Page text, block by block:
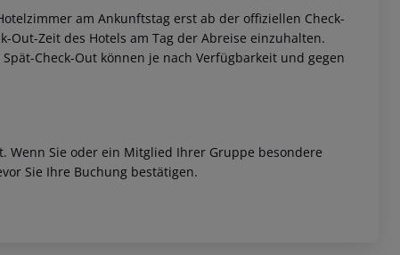
am Ankunftstag erst ab der offiziellen Check-
Out-Zeit des Hotels am Tag der Abreise einzuhalten.
Check-Out können je nach Verfügbarkeit und gegen
Wenn Sie oder ein Mitglied Ihrer Gruppe besondere
Sie Ihre Buchung bestätigen.